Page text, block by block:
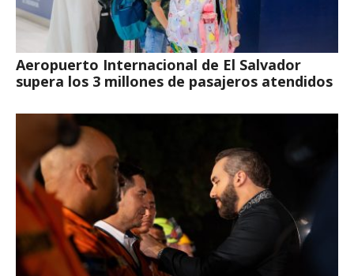
Aeropuerto Internacional de El Salvador
supera los 3 millones de pasajeros atendidos